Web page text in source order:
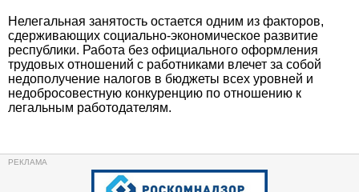
Нелегальная занятость остается одним из факторов,
сдерживающих социально-экономическое развитие
республики. Работа без официального оформления
трудовых отношений с работниками влечет за собой
недополучение налогов в бюджеты всех уровней и
недобросовестную конкуренцию по отношению к
легальным работодателям.